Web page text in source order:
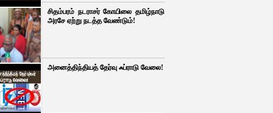
சிதம்பரம் நடராசர் கோயிலை தமிழ்நாடு
அரசே ஏற்று நடத்த வேண்டும்!
அனைத்திந்தியத் தேர்வு ஃப்ராடு வேலை!